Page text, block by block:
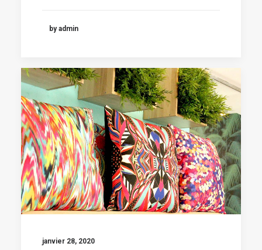
by admin
janvier 28, 2020